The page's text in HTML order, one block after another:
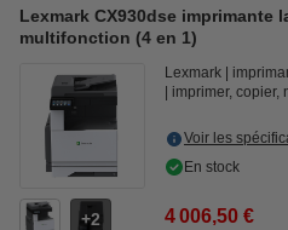
Lexmark CX930dse imprimante
multifonction (4 en 1)
2
Lexmark
imprimer, copier,
Voir les
En stock
4 006,50 €